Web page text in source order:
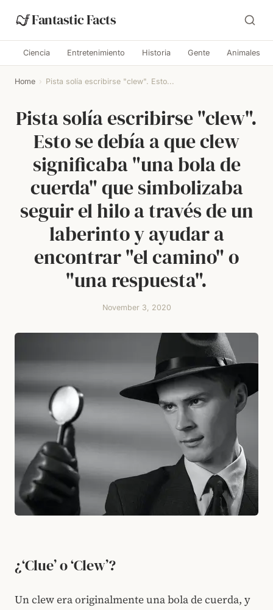
Fantastic Facts
Ciencia Entretenimiento Historia Gente Animales
Home › Pista solía escribirse "clew". Esto...
Pista solía escribirse "clew".
Esto se debía a que clew
significaba "una bola de
cuerda" que simbolizaba
seguir el hilo a través de un
laberinto y ayudar a
encontrar "el camino" o
"una respuesta".
November 3, 2020
¿‘Clue’ o ‘Clew’?
Un clew era originalmente una bola de cuerda, y